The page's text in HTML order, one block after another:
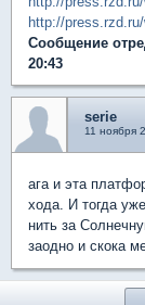
http://
Сообщение
20:43
serie
11 ноября
ага и эта
хода. И тогда
нить за
заодно и скока